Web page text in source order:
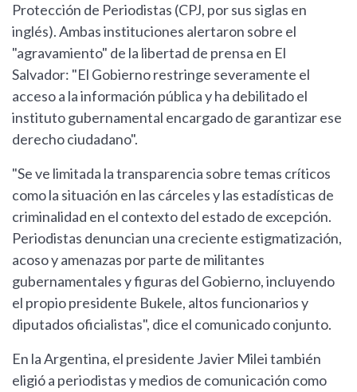
Protección de Periodistas (CPJ, por sus siglas en
inglés). Ambas instituciones alertaron sobre el
"agravamiento" de la libertad de prensa en El
Salvador: "El Gobierno restringe severamente el
acceso a la información pública y ha debilitado el
instituto gubernamental encargado de garantizar ese
derecho ciudadano".
"Se ve limitada la transparencia sobre temas críticos
como la situación en las cárceles y las estadísticas de
criminalidad en el contexto del estado de excepción.
Periodistas denuncian una creciente estigmatización,
acoso y amenazas por parte de militantes
gubernamentales y figuras del Gobierno, incluyendo
el propio presidente Bukele, altos funcionarios y
diputados oficialistas", dice el comunicado conjunto.
En la Argentina, el presidente Javier Milei también
eligió a periodistas y medios de comunicación como